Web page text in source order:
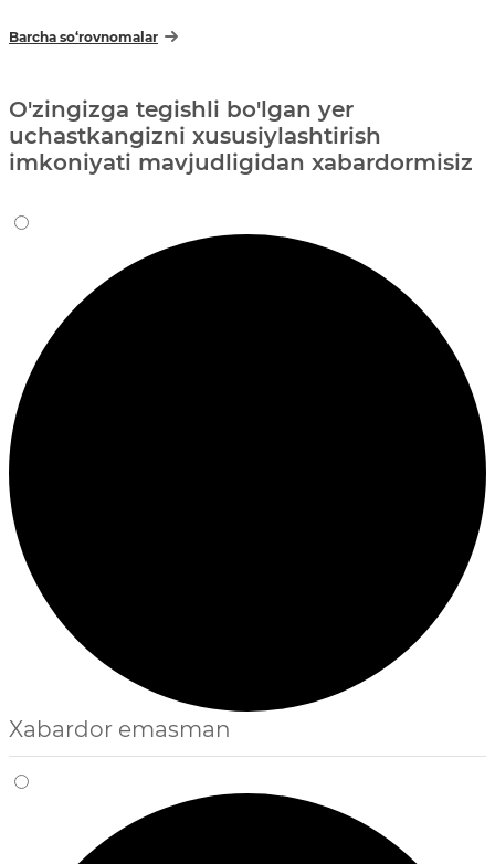
Barcha so‘rovnomalar
O'zingizga tegishli bo'lgan yer
uchastkangizni xususiylashtirish
imkoniyati mavjudligidan xabardormisiz
Xabardor emasman